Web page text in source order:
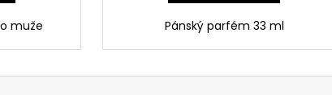
muže Pánský parfém 33 ml